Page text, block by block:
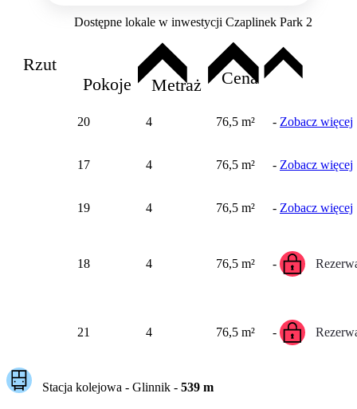
Dostępne lokale w inwestycji Czaplinek Park 2
Rzut
Pokoje
Metraż Cena
20 4 76,5 m² - Zobacz więcej
17 4 76,5 m² - Zobacz więcej
19 4 76,5 m² - Zobacz więcej
18 4 76,5 m² -
21 4 76,5 m² -
Stacja kolejowa - Glinnik- 539m